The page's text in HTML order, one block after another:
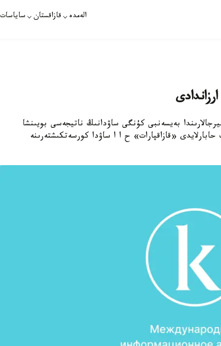
الەمدە قازاقستان ساياسات
بەيسەنبى كۇنگى ساۋدانىڭ ناتيجەسى بويىنشا
«قازاقپارات» ح ا ا ساۋدا كورسەتكىشتەرىنە